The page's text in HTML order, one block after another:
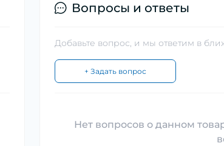
Вопросы и ответы
Добавьте вопрос, и мы ответим в
+ Задать вопрос
Нет вопросов о данном